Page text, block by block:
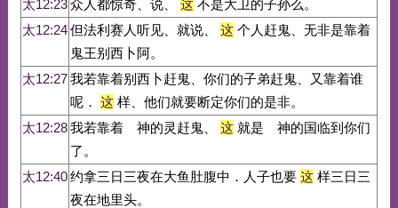
太12:23众人都惊奇、说、 这不是大卫的子孙么。
太12:24但法利赛人听见、就说、 这个人赶鬼、无非是靠着
鬼王别西卜阿。
太12:27我若靠着别西卜赶鬼、你们的子弟赶鬼、又靠着谁
呢． 这样、他们就要断定你们的是非。
太12:28我若靠着 神的灵赶鬼、 这就是 神的国临到你们
了。
太12:40约拿三日三夜在大鱼肚腹中．人子也要 这样三日三
夜在地里头。